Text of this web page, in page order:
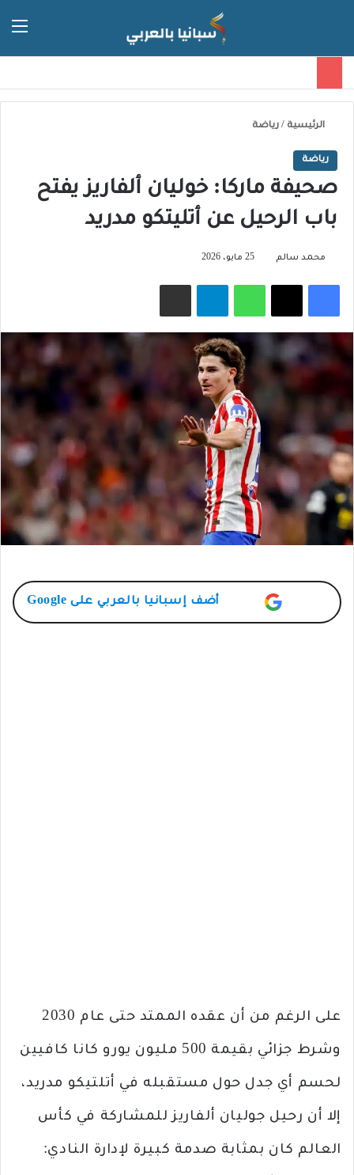
الرئيسية / رياضة
رياضة
صحيفة ماركا: خوليان ألفاريز يفتح
باب الرحيل عن أتليتكو مدريد
محمد سالم 25 مايو، 2026
فيسبوك‫X واتساب تيلقرام مشاركة عبر البريد
أضف إسبانيا بالعربي على Google
على الرغم من أن عقده الممتد حتى عام 2030
وشرط جزائي بقيمة 500 مليون يورو كانا كافيين
لحسم أي جدل حول مستقبله في أتلتيكو مدريد،
إلا أن رحيل جوليان ألفاريز للمشاركة في كأس
العالم كان بمثابة صدمة كبيرة لإدارة النادي: